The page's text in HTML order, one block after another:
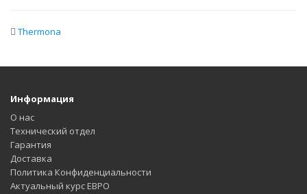
Thermona
Информация
О нас
Технический отдел
Гарантия
Доставка
Политика Конфиденциальности
Актуальный курс ЕВРО